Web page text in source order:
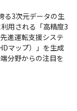
る3次元データの生
用される「高精度3
進運転支援システ
マップ）」を生成
分野からの注目を